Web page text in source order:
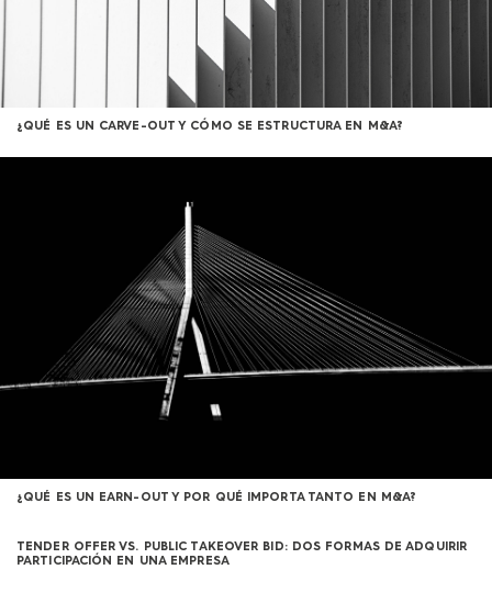
¿QUÉ ES UN CARVE-OUT Y CÓMO SE ESTRUCTURA EN M&A?
¿QUÉ ES UN EARN-OUT Y POR QUÉ IMPORTA TANTO EN M&A?
TENDER OFFER VS. PUBLIC TAKEOVER BID: DOS FORMAS DE ADQUIRIR
PARTICIPACIÓN EN UNA EMPRESA